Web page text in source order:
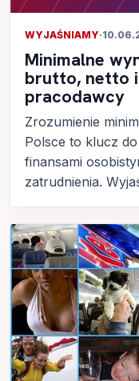
WYJAŚNIAMY·
Minimalne
brutto, netto
pracodawcy
Zrozumienie
Polsce to klucz
finansami
zatrudnienia.